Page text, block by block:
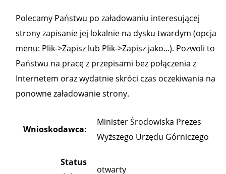
Polecamy Państwu po załadowaniu interesującej
strony zapisanie jej lokalnie na dysku twardym (opcja
menu: Plik->Zapisz lub Plik->Zapisz jako...). Pozwoli to
Państwu na pracę z przepisami bez połączenia z
Internetem oraz wydatnie skróci czas oczekiwania na
ponowne załadowanie strony.
Wnioskodawca:
Minister Środowiska Prezes
Wyższego Urzędu Górniczego
Status
otwarty